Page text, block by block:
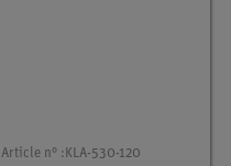
Article n° : KLA-530-120